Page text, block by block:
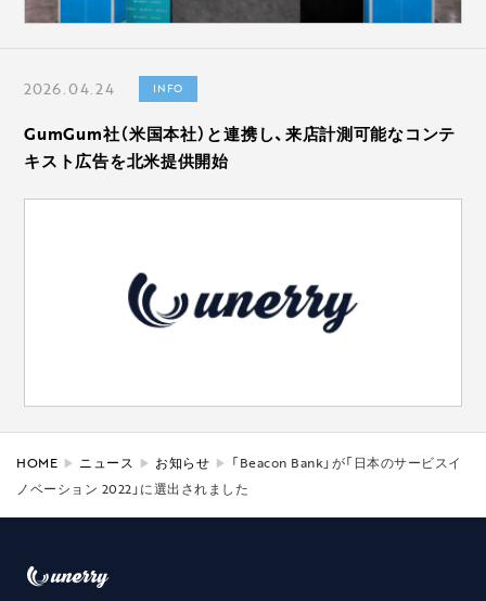
2026.04.24 INFO
GumGum社（米国本社）と連携し、来店計測可能なコンテ
キスト広告を北米提供開始
HOME ニュース お知らせ
「Beacon Bank」が「日本のサービスイ
ノベーション 2022」に選出されました